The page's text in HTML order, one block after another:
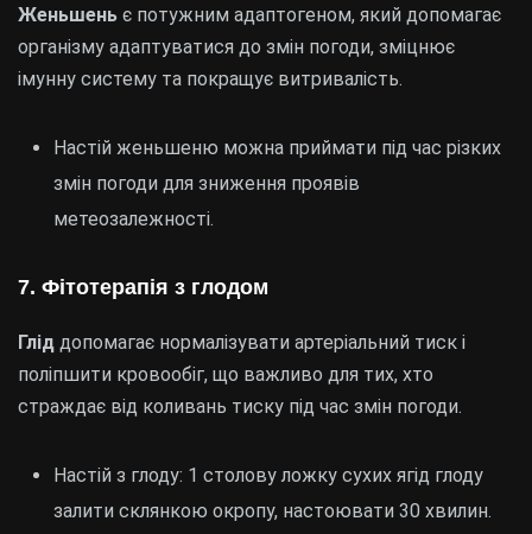
Женьшень є потужним адаптогеном, який допомагає
організму адаптуватися до змін погоди, зміцнює
імунну систему та покращує витривалість.
Настій женьшеню можна приймати під час різких
змін погоди для зниження проявів
метеозалежності.
7. Фітотерапія з глодом
Глід допомагає нормалізувати артеріальний тиск і
поліпшити кровообіг, що важливо для тих, хто
страждає від коливань тиску під час змін погоди.
Настій з глоду: 1 столову ложку сухих ягід глоду
залити склянкою окропу, настоювати 30 хвилин.